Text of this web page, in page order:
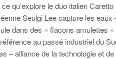
ce qu’explore le duo italien
Seulgi Lee capture les
dans des « flacons amulettes
au passé industriel du
– alliance de la technologie et